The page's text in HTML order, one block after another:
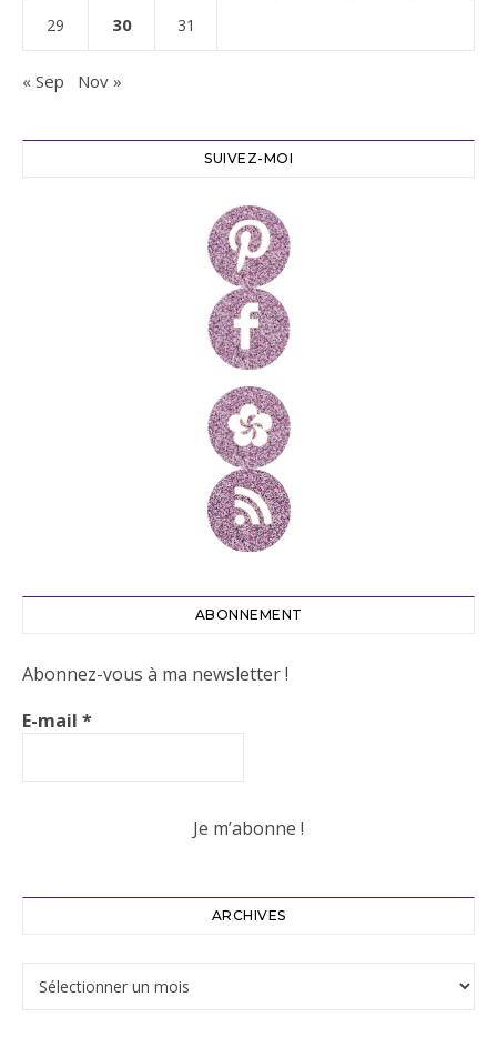
29 30 31
« Sep Nov »
SUIVEZ-MOI
ABONNEMENT
Abonnez-vous à ma newsletter !
E-mail *
ARCHIVES
Archives